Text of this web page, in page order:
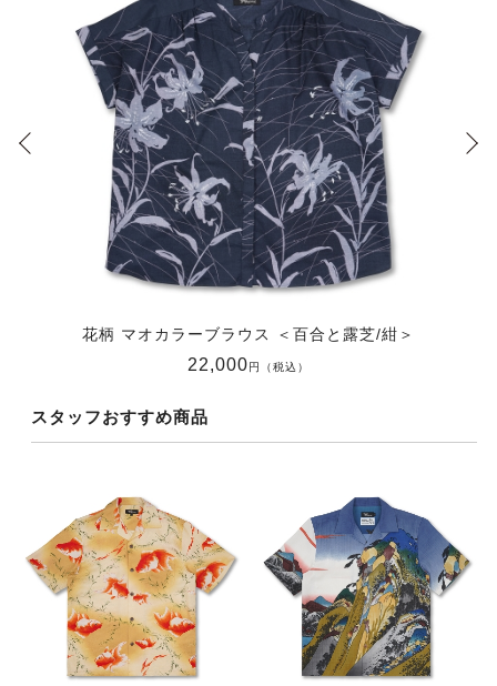
花柄 マオカラーブラウス ＜百合と露芝/紺＞
22,000円（税込）
スタッフおすすめ商品